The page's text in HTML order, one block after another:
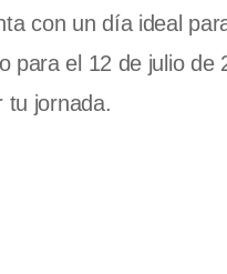
con un día ideal
para el 12 de julio
tu jornada.